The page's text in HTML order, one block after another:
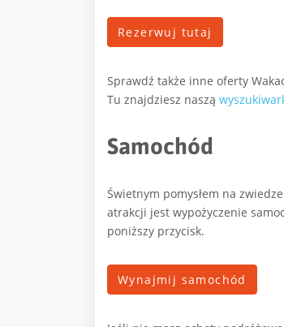
Rezerwuj tutaj
Sprawdź także inne oferty
Tu znajdziesz naszą
Samochód
Świetnym pomysłem na
atrakcji jest wypożyczenie
poniższy przycisk.
Wynajmij samochód